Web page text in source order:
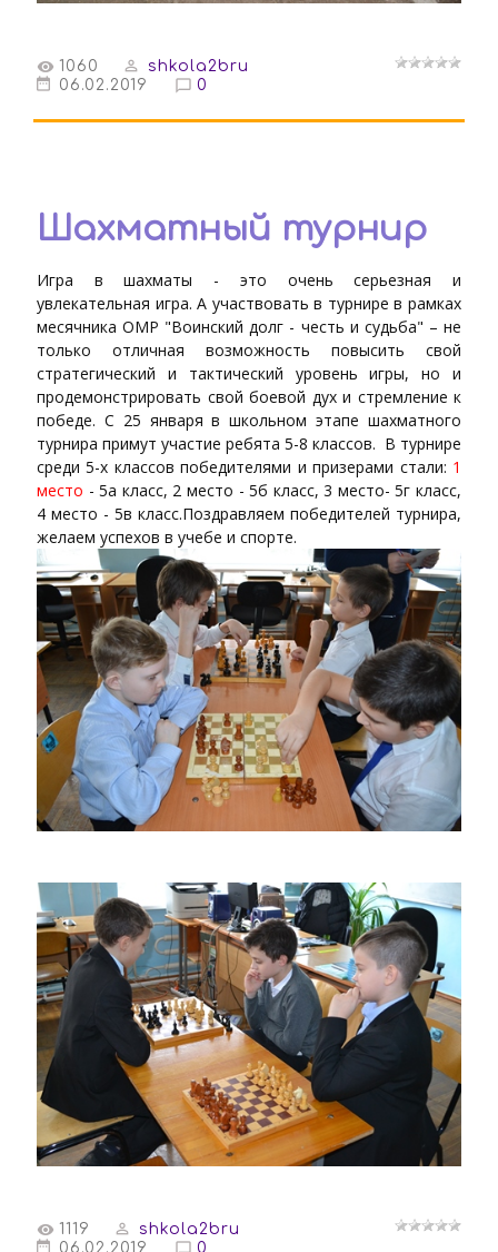
1060
shkola2bru
06.02.2019
0
Шахматный турнир
Игра в шахматы - это очень серьезная и
увлекательная игра. А участвовать в турнире в рамках
месячника ОМР "Воинский долг - честь и судьба" – не
только отличная возможность повысить свой
стратегический и тактический уровень игры, но и
продемонстрировать свой боевой дух и стремление к
победе. С 25 января в школьном этапе шахматного
турнира примут участие ребята 5-8 классов. В турнире
среди 5-х классов победителями и призерами стали: 1
место - 5а класс, 2 место - 5б класс, 3 место- 5г класс,
4 место - 5в класс.Поздравляем победителей турнира,
желаем успехов в учебе и спорте.
1119
shkola2bru
06.02.2019
0